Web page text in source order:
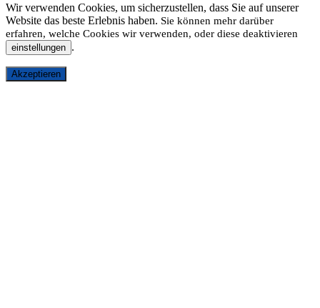
Wir verwenden Cookies, um sicherzustellen, dass Sie auf unserer
Website das beste Erlebnis haben. Sie können mehr darüber
erfahren, welche Cookies wir verwenden, oder diese deaktivieren
einstellungen .
Akzeptieren